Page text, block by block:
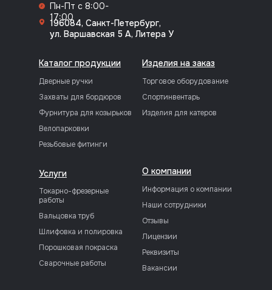
О компании
Каталог продукции
Информация о компании
Наши сотрудники
Дверные ручки
Отзывы
Захваты для бордюров
Лицензии
Фурнитура для козырьков
Реквизиты
Велопарковки
Резьбовые фитинги
Изделия на заказ
Торговое оборудование
Спортинвентарь
Изделия для катеров
Услуги
Токарно-фрезерные
работы
Вальцовка труб
Шлифовка и полировка
Порошковая покраска
Сварочные работы
Вакансии
Пн-Пт с 8:00-
17:00
196084, Санкт-Петербург,
ул. Варшавская 5 А, Литера У